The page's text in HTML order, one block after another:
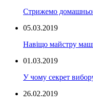
Стрижемо
05.03.2019
Навіщо майстру
01.03.2019
У чому секрет
26.02.2019